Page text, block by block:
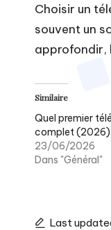
Choisir un
souvent un
approfondir,
Similaire
Quel premier
complet (2026)
23/06/2026
Dans "Général"
Last